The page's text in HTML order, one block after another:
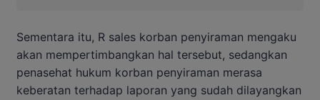
Sementara itu, R sales korban penyiraman mengaku
akan mempertimbangkan hal tersebut, sedangkan
penasehat hukum korban penyiraman merasa
keberatan terhadap laporan yang sudah dilayangkan